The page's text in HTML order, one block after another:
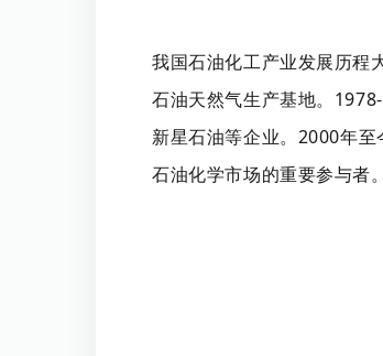
我国石油化工产业发展历程
石油天然气生产基地。
新星石油等企业。2000年
石油化学市场的重要参与者。